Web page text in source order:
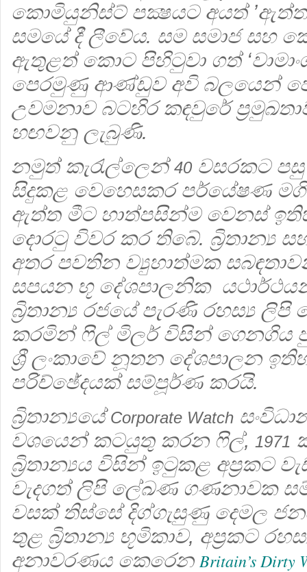
කොමියුනිස්ට් පක්‍ෂයට අයත්
සමයේ දී ලීවේය. සම සමාජ සහ
ඇතුළත් කොට පිහිටුවා ගත්
පෙරමුණු ආණ්ඩුව අවි බලයෙන්
උවමනාව බටහිර කඳවුරේ
හඟවනු ලැබුණි.
නමුත් කැරැල්ලෙන්40 වසරකට
සිදුකළ වෙහෙසකර පර්යේෂණ
ඇත්ත මීට හාත්පසින්ම වෙනස්
දොරටු විවර කර තිබේ. බ්‍රිතාන්‍ය සහ
අතර පවතින ව්‍යුහාත්මක
සපයන භූ දේශපාලනික
බ්‍රිතාන්‍ය රජයේ පැරණි රහස්‍ය
කරමින් ෆිල් මිලර් විසින් ගෙනගිය
ශ්‍රී ලංකාවේ නූතන දේශපාලන
පරිච්ඡේදයක් සම්පූර්ණ කරයි.
බ්‍රිතාන්‍යයේCorporate Watch
වශයෙන් කටයුතු කරන ෆිල්, 1971
බ්‍රිතාන්‍යය විසින් ඉටුකළ අප්‍රකට
වැදගත් ලිපි ලේඛණ ගණනාවක
වසක් තිස්සේ දිග්ගැසුණු දෙමල
තුළ බ්‍රිතාන්‍ය භූමිකාව, අප්‍රකට
අනාවරණය කෙරෙන Britain’s Dirty